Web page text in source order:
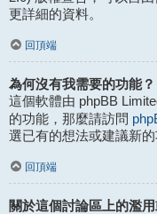
更詳細的資料。
回頂端
為何沒有我需要的功能？
這個軟體由 phpBB
的功能，那麼請訪問
選已有的想法或建議新的
回頂端
關於這個討論區上的濫